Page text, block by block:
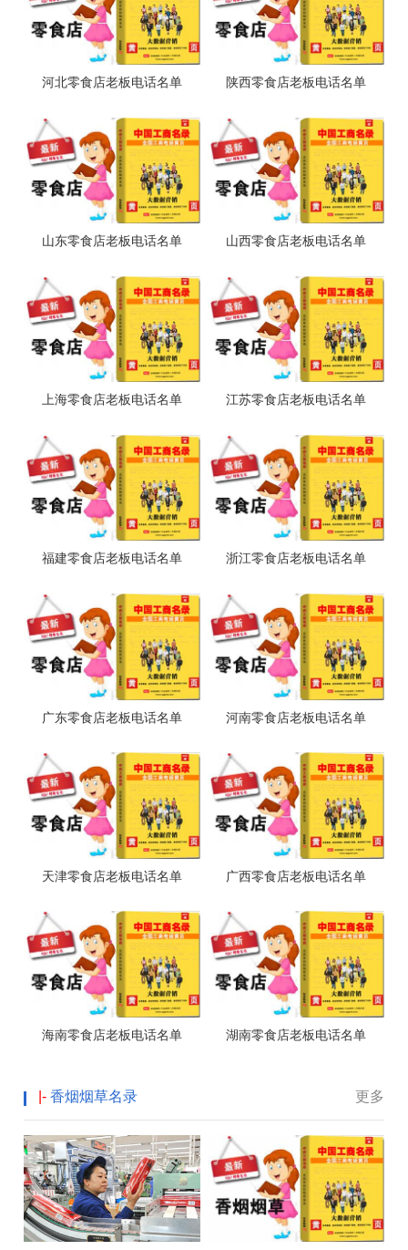
河北零食店老板电话名单 陕西零食店老板电话名单
山东零食店老板电话名单 山西零食店老板电话名单
上海零食店老板电话名单 江苏零食店老板电话名单
福建零食店老板电话名单 浙江零食店老板电话名单
广东零食店老板电话名单 河南零食店老板电话名单
天津零食店老板电话名单 广西零食店老板电话名单
海南零食店老板电话名单 湖南零食店老板电话名单
更多
|- 香烟烟草名录